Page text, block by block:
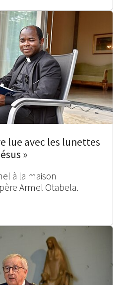
lue avec les lunettes
»
à la maison
Armel Otabela.